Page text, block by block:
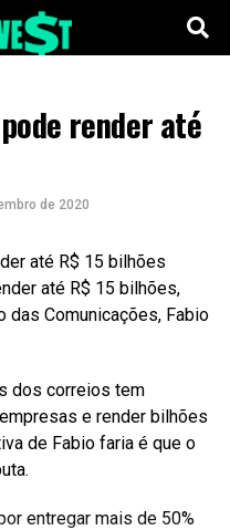
render até
de 2020
até R$ 15 bilhões,
Comunicações, Fabio
dos correios tem
e render bilhões
de Fabio faria é que o
entregar mais de 50%